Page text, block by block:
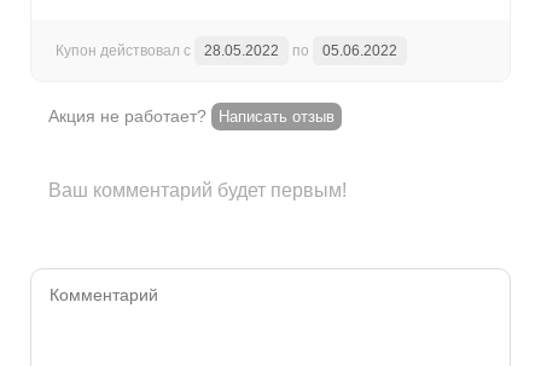
Купон действовал с 28.05.2022 по 05.06.2022
Акция не работает? Написать отзыв
Ваш комментарий будет первым!